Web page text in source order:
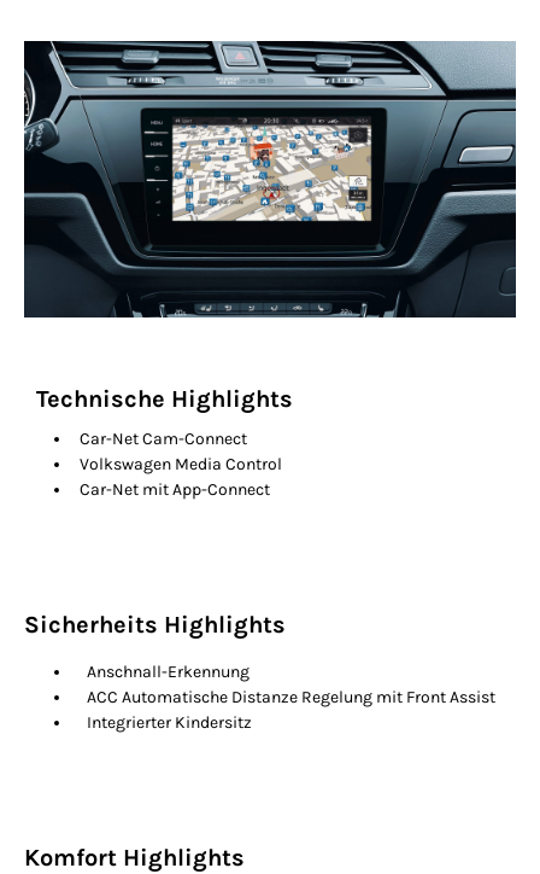
Technische Highlights
Car-Net Cam-Connect
Volkswagen Media Control
Car-Net mit App-Connect
Sicherheits Highlights
Anschnall-Erkennung
ACC Automatische Distanze Regelung mit Front Assist
Integrierter Kindersitz
Komfort Highlights